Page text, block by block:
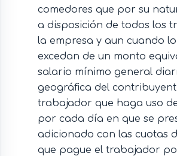
comedores que por su
a disposición de todos los
la empresa y aun cuando
excedan de un monto
salario mínimo general
geográfica del
trabajador que haga uso
por cada día en que se
adicionado con las cuotas
que pague el trabajador